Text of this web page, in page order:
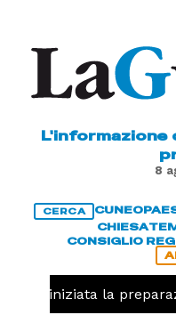
L'informazione
8
CERCA CUNEO
CHIESA
CONSIGLIO
iniziata la